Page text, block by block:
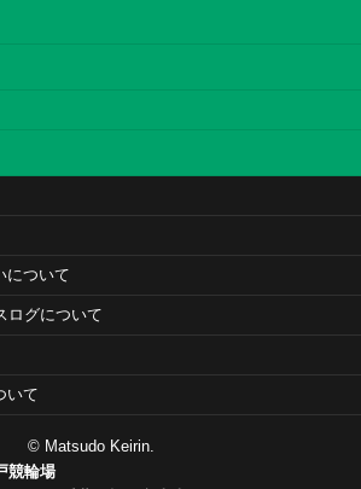
について
ログについて
いて
© Matsudo Keirin.
競輪場